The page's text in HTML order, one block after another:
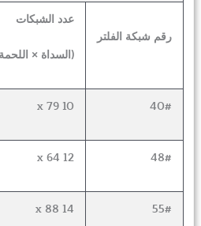
رقم شبكة الفلتر
عدد الشبكات
(السداة ×
40#
10 x 79
48#
12 x 64
55#
14 x 88